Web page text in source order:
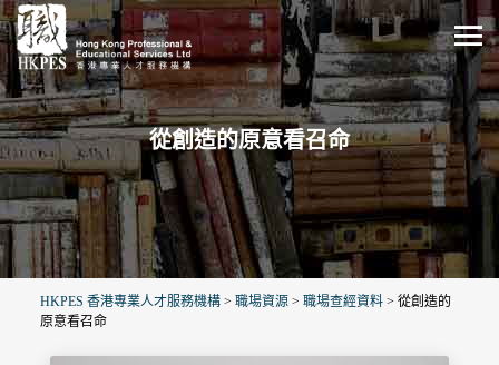
從創造的原意看召命
HKPES 香港專業人才服務機構 > 職場資源 > 職場查經資料 > 從創造的
原意看召命